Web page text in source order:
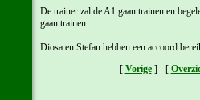
De trainer zal de A1 gaan trainen en
gaan trainen.
Diosa en Stefan hebben een accoord
[ Vorige] - [